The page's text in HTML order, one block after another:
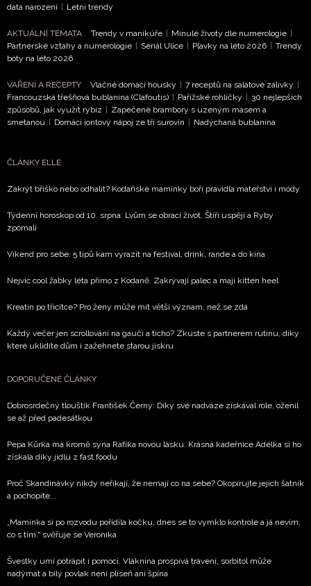
data narození | Letní trendy
AKTUÁLNÍ TÉMATA Trendy v manikúře | Minulé životy dle numerologie |
Partnerské vztahy a numerologie | Seriál Ulice | Plavky na léto 2026 | Trendy
boty na léto 2026
VAŘENÍ A RECEPTY Vláčné domácí housky | 7 receptů na salátové zálivky |
Francouzská třešňová bublanina (Clafoutis) | Pařížské rohlíčky | 30 nejlepších
způsobů, jak využít rybíz | Zapečené brambory s uzeným masem a
smetanou | Domácí iontový nápoj ze tří surovin | Nadýchaná bublanina
ČLÁNKY ELLE
Zakrýt bříško nebo odhalit? Kodaňské maminky boří pravidla mateřství i módy
Týdenní horoskop od 10. srpna: Lvům se obrací život, Štíři uspějí a Ryby
zpomalí
Víkend pro sebe: 5 tipů kam vyrazit na festival, drink, rande a do kina
Nejvíc cool žabky léta přímo z Kodaně. Zakrývají palec a mají kitten heel
Kreatin po třicítce? Pro ženy může mít větší význam, než se zdá
Každý večer jen scrollování na gauči a ticho? Zkuste s partnerem rutinu, díky
které uklidíte dům i zažehnete starou jiskru
DOPORUČENÉ ČLÁNKY
Dobrosrdečný tlouštík František Černý: Díky své nadváze získával role, oženil
se až před padesátkou
Pepa Kůrka má kromě syna Rafíka novou lásku: Krásná kadeřnice Adélka si ho
získala díky jídlu z fast foodu
Proč Skandinávky nikdy neříkají, že nemají co na sebe? Okopírujte jejich šatník
a pochopíte...
„Maminka si po rozvodu pořídila kočku, dnes se to vymklo kontrole a já nevím,
co s tím,“ svěřuje se Veronika
Švestky umí potrápit i pomoci. Vláknina prospívá trávení, sorbitol může
nadýmat a bílý povlak není plíseň ani špína